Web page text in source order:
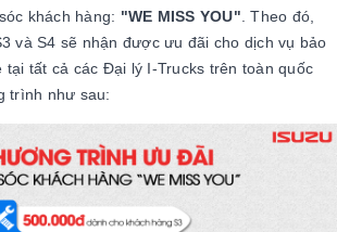
khách hàng: "WE MISS YOU" . Theo đó,
và S4 sẽ nhận được ưu đãi cho dịch vụ bảo
tất cả các Đại lý I-Trucks trên toàn quốc
trình như sau: